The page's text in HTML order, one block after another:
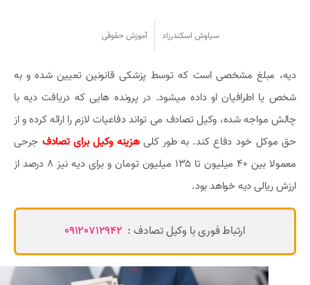
سیاوش اسکندرزاد آموزش حقوقی
دیه، مبلغ مشخصی است که توسط پزشکی قانونین تعیین شده و به
شخص یا اطرافیان او داده میشود. در پرونده هایی که دریافت دیه با
چالش مواجه شده، وکیل تصادف می تواند دفاعیات لازم را ارائه کرده و از
حق موکل خود دفاع کند. به طور کلیهزینه وکیل برای تصادف جرحی
معمولا بین 40 میلیون تا 135 میلیون تومان و برای دیه نیز 8 درصد از
ارزش ریالی دیه خواهد بود.
ارتباط فوری با وکیل تصادف : 09120712942